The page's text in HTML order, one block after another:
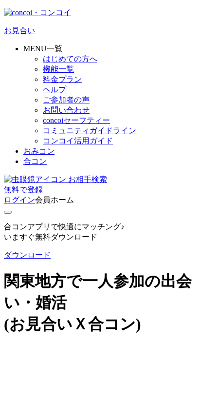
お見合い
MENU一覧
はじめての方へ
機能一覧
料金プラン
ヘルプ
ご参加者の声
お問い合わせ
concoiセーフティー
コミュニティガイドライン
コンコイ活用ガイド
おみコン
合コン
お相手検索
無料で登録
ログイン会員ホーム
合コンアプリで快適にマッチング♪
いますぐ無料ダウンロード
ダウンロード
関東地方で一人参加の出会
い・婚活
(お見合いＸ合コン)